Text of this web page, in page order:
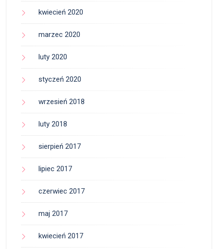
kwiecień 2020
marzec 2020
luty 2020
styczeń 2020
wrzesień 2018
luty 2018
sierpień 2017
lipiec 2017
czerwiec 2017
maj 2017
kwiecień 2017